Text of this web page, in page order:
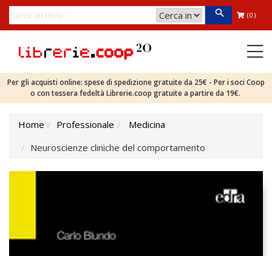
(0)
Per gli acquisti online: spese di spedizione gratuite da 25€ - Per i soci Coop
o con tessera fedeltà Librerie.coop gratuite a partire da 19€.
Home Professionale
Medicina
Neuroscienze cliniche del comportamento